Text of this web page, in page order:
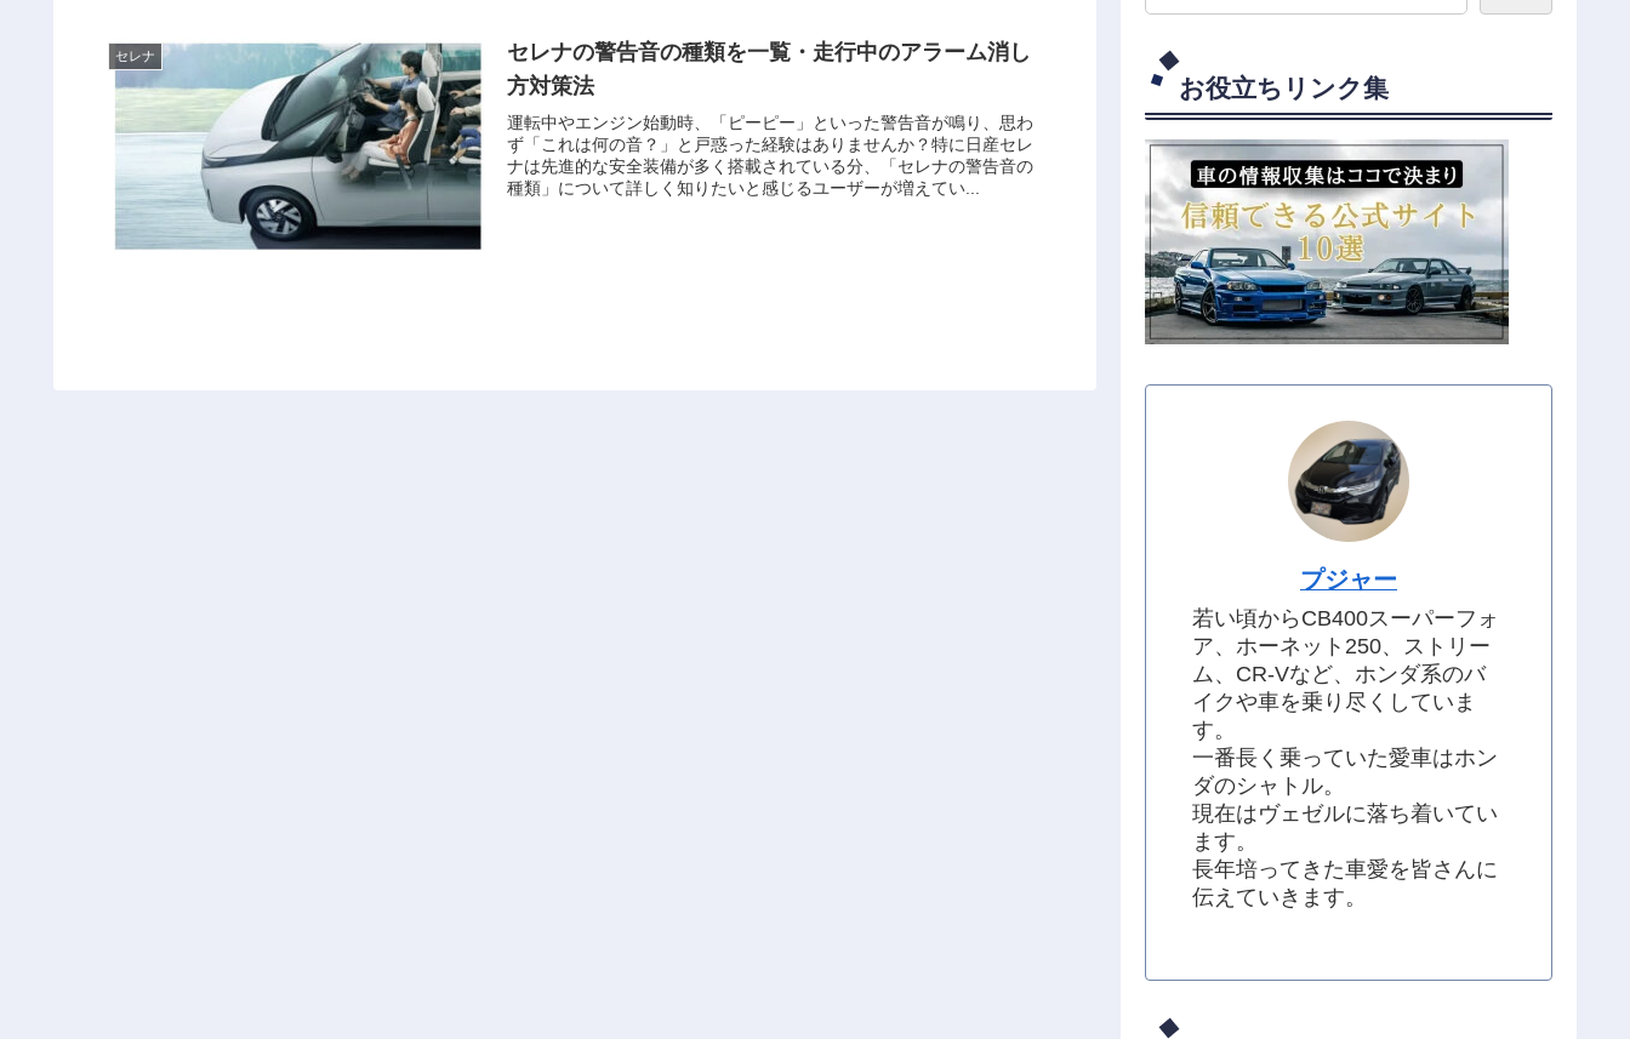
セレナ
セレナの警告音の種類を一覧・走行中のアラーム消し
方対策法
運転中やエンジン始動時、「ピーピー」といった警告音が鳴り、思わ
ず「これは何の音？」と戸惑った経験はありませんか？特に日産セレ
ナは先進的な安全装備が多く搭載されている分、「セレナの警告音の
種類」について詳しく知りたいと感じるユーザーが増えてい...
お役立ちリンク集
プジャー
若い頃からCB400スーパーフォ
ア、ホーネット250、ストリー
ム、CR-Vなど、ホンダ系のバ
イクや車を乗り尽くしていま
す。
一番長く乗っていた愛車はホン
ダのシャトル。
現在はヴェゼルに落ち着いてい
ます。
長年培ってきた車愛を皆さんに
伝えていきます。